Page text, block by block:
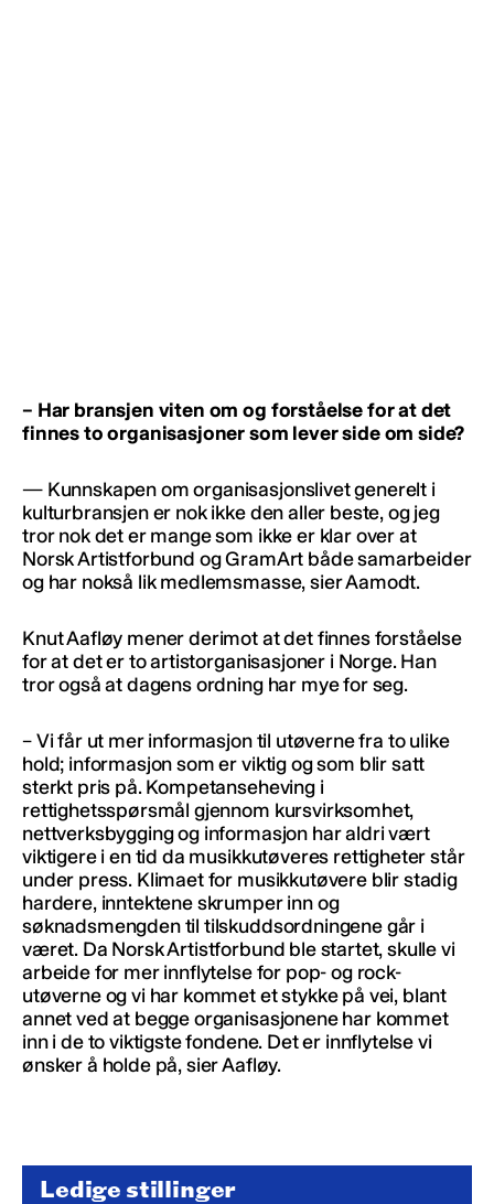
– Har bransjen viten om og forståelse for at det
finnes to organisasjoner som lever side om side?
— Kunnskapen om organisasjonslivet generelt i
kulturbransjen er nok ikke den aller beste, og jeg
tror nok det er mange som ikke er klar over at
Norsk Artistforbund og GramArt både samarbeider
og har nokså lik medlemsmasse, sier Aamodt.
Knut Aafløy mener derimot at det finnes forståelse
for at det er to artistorganisasjoner i Norge. Han
tror også at dagens ordning har mye for seg.
– Vi får ut mer informasjon til utøverne fra to ulike
hold; informasjon som er viktig og som blir satt
sterkt pris på. Kompetanseheving i
rettighetsspørsmål gjennom kursvirksomhet,
nettverksbygging og informasjon har aldri vært
viktigere i en tid da musikkutøveres rettigheter står
under press. Klimaet for musikkutøvere blir stadig
hardere, inntektene skrumper inn og
søknadsmengden til tilskuddsordningene går i
været. Da Norsk Artistforbund ble startet, skulle vi
arbeide for mer innflytelse for pop- og rock-
utøverne og vi har kommet et stykke på vei, blant
annet ved at begge organisasjonene har kommet
inn i de to viktigste fondene. Det er innflytelse vi
ønsker å holde på, sier Aafløy.
Ledige stillinger